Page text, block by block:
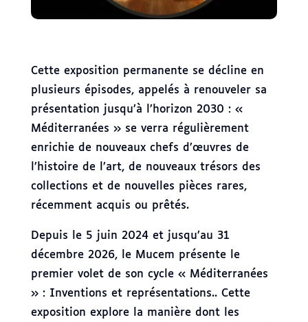
Cette exposition permanente se décline en
plusieurs épisodes, appelés à renouveler sa
présentation jusqu’à l’horizon 2030 : «
Méditerranées » se verra régulièrement
enrichie de nouveaux chefs d’œuvres de
l’histoire de l’art, de nouveaux trésors des
collections et de nouvelles pièces rares,
récemment acquis ou prêtés.
Depuis le 5 juin 2024 et jusqu’au 31
décembre 2026, le Mucem présente le
premier volet de son cycle « Méditerranées
» : Inventions et représentations.. Cette
exposition explore la manière dont les